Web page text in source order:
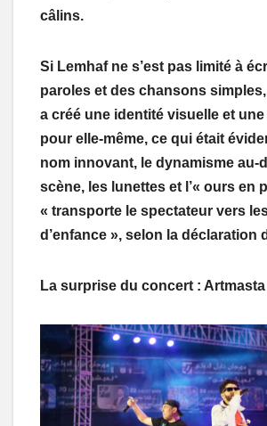
câlins.
Si Lemhaf ne s’est pas limité à
paroles et des chansons simples,
a créé une identité visuelle et
pour elle-même, ce qui était
nom innovant, le dynamisme au-
scène, les lunettes et l’« ours en
« transporte le spectateur vers
d’enfance », selon la déclaration
La surprise du concert : Artmasta